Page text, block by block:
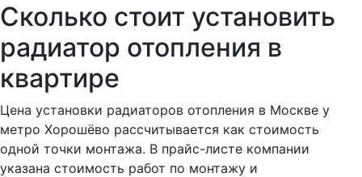
Сколько стоит установить
радиатор отопления в
квартире
Цена установки радиаторов отопления в Москве у
метро Хорошёво рассчитывается как стоимость
одной точки монтажа. В прайс-листе компании
указана стоимость работ по монтажу и